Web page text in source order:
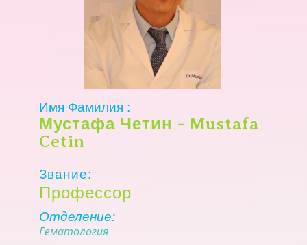
Имя Фамилия :
Мустафа Четин - Mustafa
Cetin
Звание:
Профессор
Отделение:
Гематология